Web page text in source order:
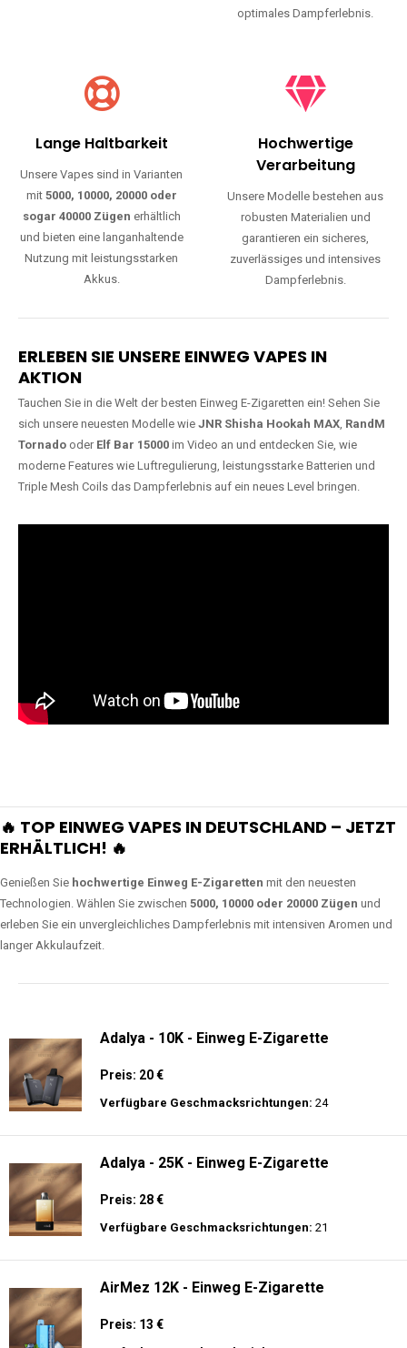
optimales Dampferlebnis.
Lange Haltbarkeit
Unsere Vapes sind in Varianten
mit 5000, 10000, 20000 oder
sogar 40000 Zügen erhältlich
und bieten eine langanhaltende
Nutzung mit leistungsstarken
Akkus.
Hochwertige
Verarbeitung
Unsere Modelle bestehen aus
robusten Materialien und
garantieren ein sicheres,
zuverlässiges und intensives
Dampferlebnis.
ERLEBEN SIE UNSERE EINWEG VAPES IN
AKTION
Tauchen Sie in die Welt der besten Einweg E-Zigaretten ein! Sehen Sie
sich unsere neuesten Modelle wie JNR Shisha Hookah MAX, RandM
Tornado oder Elf Bar 15000 im Video an und entdecken Sie, wie
moderne Features wie Luftregulierung, leistungsstarke Batterien und
Triple Mesh Coils das Dampferlebnis auf ein neues Level bringen.
🔥 TOP EINWEG VAPES IN DEUTSCHLAND – JETZT
ERHÄLTLICH! 🔥
Genießen Sie hochwertige Einweg E-Zigaretten mit den neuesten
Technologien. Wählen Sie zwischen 5000, 10000 oder 20000 Zügen und
erleben Sie ein unvergleichliches Dampferlebnis mit intensiven Aromen und
langer Akkulaufzeit.
Adalya - 10K - Einweg E-Zigarette
Preis: 20 €
Verfügbare Geschmacksrichtungen: 24
Adalya - 25K - Einweg E-Zigarette
Preis: 28 €
Verfügbare Geschmacksrichtungen: 21
AirMez 12K - Einweg E-Zigarette
Preis: 13 €